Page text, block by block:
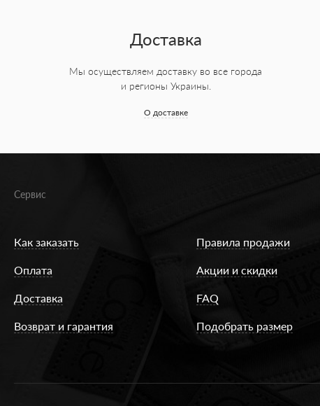
Доставка
Мы осуществляем доставку во все города
и регионы Украины.
О доставке
Сервис
Как заказать
Оплата
Доставка
Возврат и гарантия
Правила продажи
Акции и скидки
FAQ
Подобрать размер